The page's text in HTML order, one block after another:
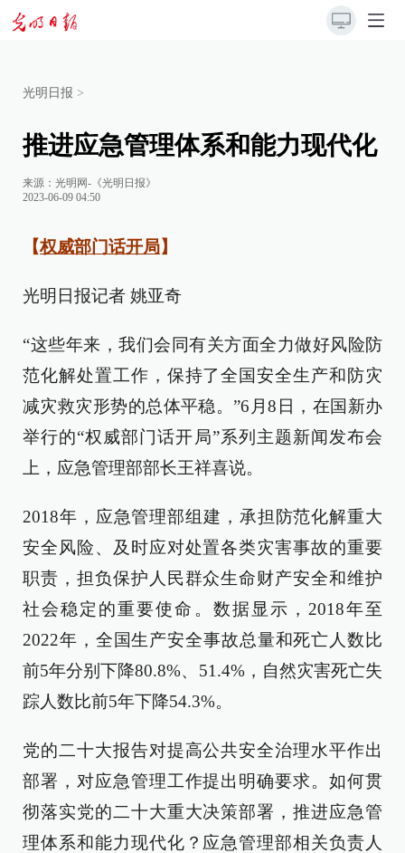
光明日报 >
推进应急管理体系和能力现代化
来源： 光明网-《光明日报》
2023-06-09 04:50
【权威部门话开局】
光明日报记者 姚亚奇
“这些年来，我们会同有关方面全力做好风险防
范化解处置工作，保持了全国安全生产和防灾
减灾救灾形势的总体平稳。”6月8日，在国新办
举行的“权威部门话开局”系列主题新闻发布会
上，应急管理部部长王祥喜说。
2018年，应急管理部组建，承担防范化解重大
安全风险、及时应对处置各类灾害事故的重要
职责，担负保护人民群众生命财产安全和维护
社会稳定的重要使命。数据显示，2018年至
2022年，全国生产安全事故总量和死亡人数比
前5年分别下降80.8%、51.4%，自然灾害死亡失
踪人数比前5年下降54.3%。
党的二十大报告对提高公共安全治理水平作出
部署，对应急管理工作提出明确要求。如何贯
彻落实党的二十大重大决策部署，推进应急管
理体系和能力现代化？应急管理部相关负责人